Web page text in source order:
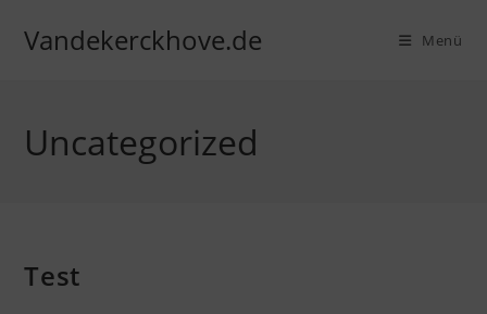
InhaltVandekerckhove.de Menü
Uncategorized
Test